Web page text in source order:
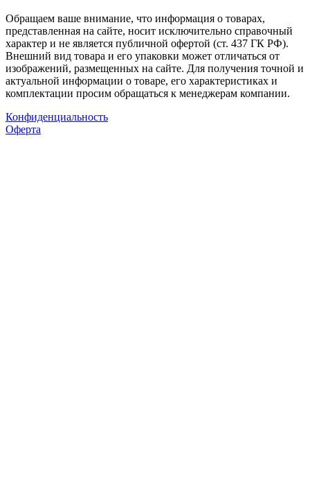
Обращаем ваше внимание, что информация о товарах,
представленная на сайте, носит исключительно справочный
характер и не является публичной офертой (ст. 437 ГК РФ).
Внешний вид товара и его упаковки может отличаться от
изображений, размещенных на сайте. Для получения точной и
актуальной информации о товаре, его характеристиках и
комплектации просим обращаться к менеджерам компании.
Конфиденциальность
Оферта